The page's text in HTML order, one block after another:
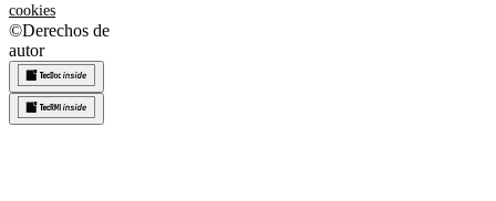
cookies
©Derechos de
autor